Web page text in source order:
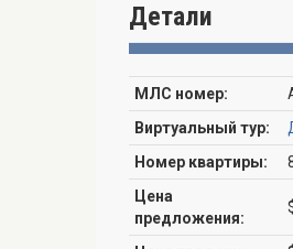
Детали
МЛС номер:
Виртуальный тур:
Номер квартиры:
Цена
предложения: